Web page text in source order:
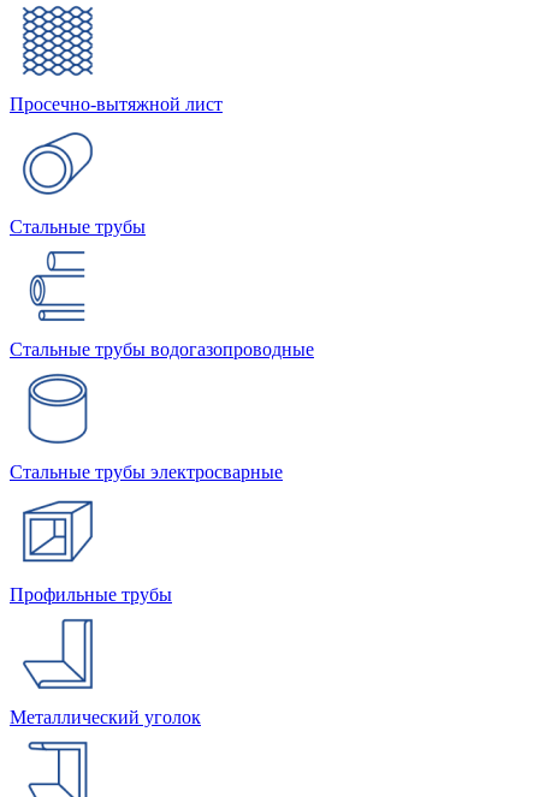
Просечно-вытяжной лист
Стальные трубы
Стальные трубы водогазопроводные
Стальные трубы электросварные
Профильные трубы
Металлический уголок